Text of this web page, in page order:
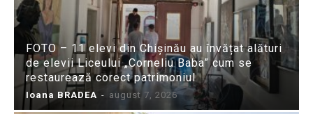
FOTO – 11 elevi din Chișinău au învățat alături
de elevii Liceului „Corneliu Baba” cum se
restaurează corect patrimoniul
Ioana BRADEA - august 7, 2026